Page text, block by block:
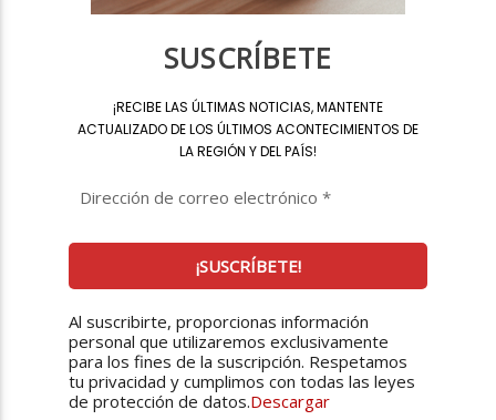
SUSCRÍBETE
¡RECIBE LAS ÚLTIMAS NOTICIAS, MANTENTE
ACTUALIZADO DE LOS ÚLTIMOS ACONTECIMIENTOS DE
LA REGIÓN Y DEL PAÍS!
Al suscribirte, proporcionas información
personal que utilizaremos exclusivamente
para los fines de la suscripción. Respetamos
tu privacidad y cumplimos con todas las leyes
de protección de datos.Descargar